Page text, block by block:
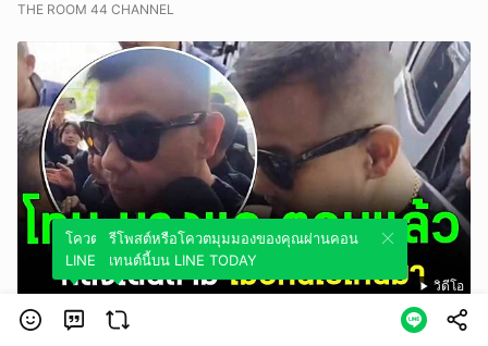
THE ROOM 44 CHANNEL
วิดีโอ
โทน บางแค ตอบแล้ว หลังโดนถาม เมื่อคืนไปไหนมา
โควตมุมมองของคุณผ่านคอนเทนต์นี้บน
LINE TODAY
รีโพสต์หรือโควตมุมมองของคุณผ่านคอน
เทนต์นี้บน LINE TODAY